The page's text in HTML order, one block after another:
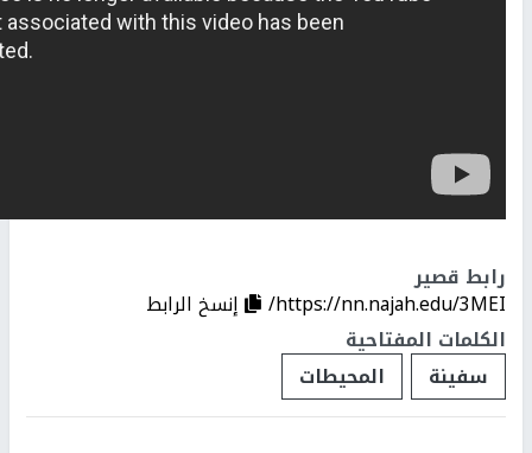
رابط قصير
https://nn.najah.edu/3MEI/
إنسخ الرابط
الكلمات المفتاحية
سفينة
المحيطات